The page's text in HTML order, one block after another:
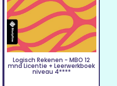
Logisch Rekenen - MBO 12
mnd Licentie + Leerwerkboek
niveau 4****